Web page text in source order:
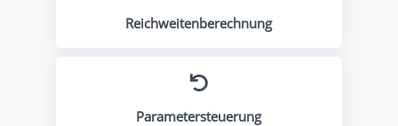
Reichweitenberechnung

Parametersteuerung